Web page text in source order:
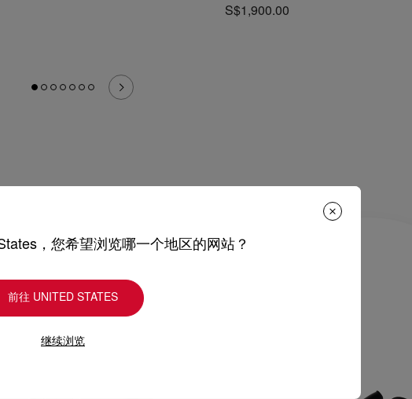
S$1,900.00
，您希望浏览哪一个地区的网站？
前往 UNITED STATES
继续浏览